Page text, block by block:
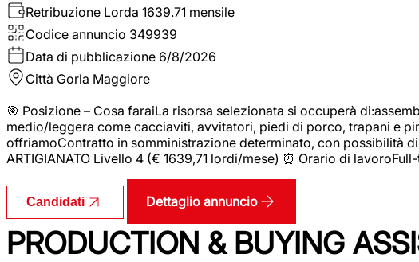
Retribuzione Lorda 1639.71 mensile
Codice annuncio 349939
Data di pubblicazione 6/8/2026
Città Gorla Maggiore
🎯 Posizione – Cosa faraiLa risorsa selezionata si occuperà
medio/leggera come cacciaviti, avvitatori, piedi di porco, trapani e
offriamoContratto in somministrazione determinato, con possibilità
ARTIGIANATO Livello 4 (€ 1639,71 lordi/mese) ⏰ Orario di
Candidati Dettaglio annuncio
PRODUCTION & BUYING